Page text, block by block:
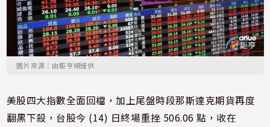
圖片來源：由鉅亨網提供
美股四大指數全面回檔，加上尾盤時段那斯達克期貨再度
翻黑下殺，台股今 (14) 日終場重挫 506.06 點，收在